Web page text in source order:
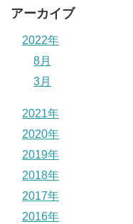
アーカイブ
2022年
8月
3月
2021年
2020年
2019年
2018年
2017年
2016年